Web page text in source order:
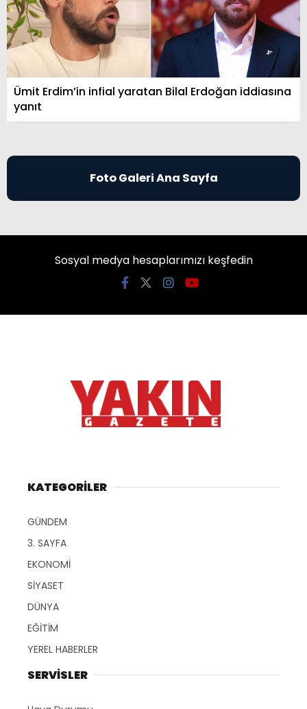
Ümit Erdim’in infial yaratan Bilal Erdoğan iddiasına
yanıt
Foto Galeri Ana Sayfa
Sosyal medya hesaplarımızı keşfedin
KATEGORİLER
GÜNDEM
3. SAYFA
EKONOMİ
SİYASET
DÜNYA
EĞİTİM
YEREL HABERLER
SERVİSLER